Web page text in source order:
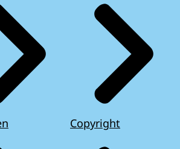
Copyright